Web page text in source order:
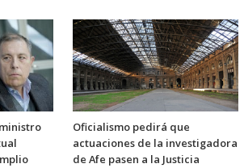
Oficialismo pedirá que
actuaciones de la investigadora
de Afe pasen a la Justicia